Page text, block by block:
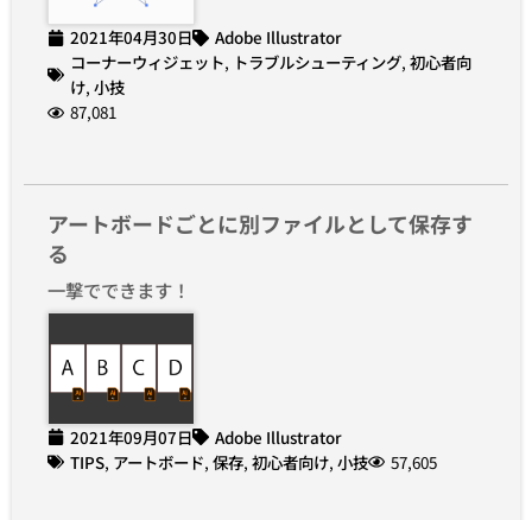
2021年04月30日
Adobe Illustrator
コーナーウィジェット, トラブルシューティング, 初心者向
け, 小技
87,081
アートボードごとに別ファイルとして保存す
る
一撃でできます！
2021年09月07日
Adobe Illustrator
TIPS, アートボード, 保存, 初心者向け, 小技 57,605